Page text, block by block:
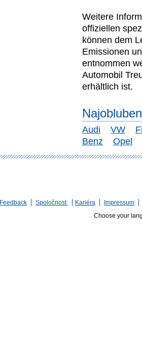
Weitere
offiziellen
können dem
Emissionen
entnommen
Automobil
erhältlich ist.
Audi VW
Benz
Opel
Feedback Spoločnost Kariéra
Impressum
Choose your